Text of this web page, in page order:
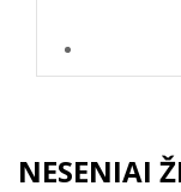
NESENIAI